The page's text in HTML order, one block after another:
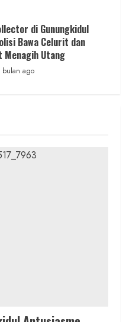
di Gunungkidul
Bawa Celurit dan
Menagih Utang
bulan ago